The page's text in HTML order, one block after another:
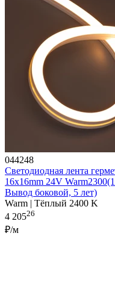
044248
Светодиодная лента
16x16mm 24V
Вывод боковой, 5 лет)
Warm | Тёплый 2400 K
4 20526
₽/м